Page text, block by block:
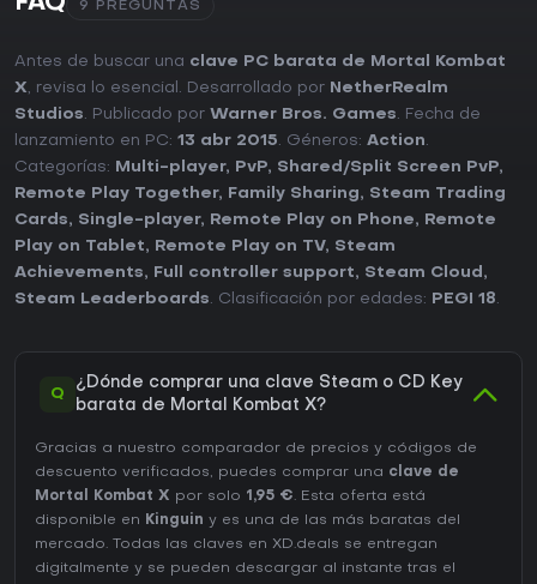
9 PREGUNTAS
Antes de buscar una clave PC barata de Mortal Kombat
X, revisa lo esencial. Desarrollado por NetherRealm
Studios. Publicado por Warner Bros. Games. Fecha de
lanzamiento en PC: 13 abr 2015. Géneros: Action.
Categorías:
Multi-player, PvP, Shared/Split Screen PvP,
Remote Play Together, Family Sharing, Steam Trading
Cards, Single-player, Remote Play on Phone,
Remote
Play on Tablet, Remote Play on TV, Steam
Achievements, Full controller support, Steam Cloud ,
Steam Leaderboards. Clasificación por edades: PEGI 18.
Q
¿Dónde comprar una clave Steam o CD Key
barata de Mortal Kombat X?
Gracias a nuestro comparador de precios y códigos de
descuento verificados, puedes comprar una clave de
Mortal Kombat X por solo 1,95 €. Esta oferta está
disponible en Kinguin y es una de las más baratas del
mercado. Todas las claves en XD.deals se entregan
digitalmente y se pueden descargar al instante tras el